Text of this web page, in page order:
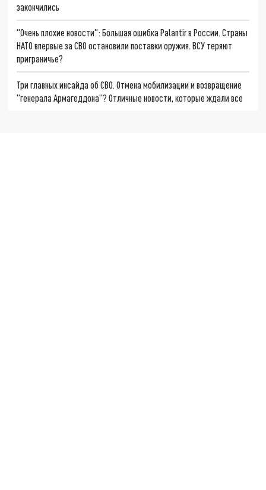
закончились
"Очень плохие новости": Большая ошибка Palantir в России. Страны
НАТО впервые за СВО остановили поставки оружия. ВСУ теряют
приграничье?
Три главных инсайда об СВО. Отмена мобилизации и возвращение
"генерала Армагеддона"? Отличные новости, которые ждали все